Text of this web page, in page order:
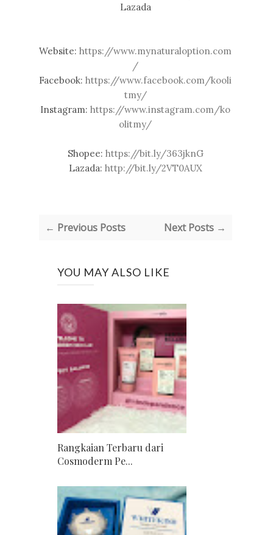
Lazada
Website:https://www.mynaturaloption.com
/
Facebook:https://www.facebook.com/kooli
tmy/
Instagram:https://www.instagram.com/ko
olitmy/
Shopee: https://bit.ly/363jknG
Lazada: http://bit.ly/2VT0AUX
← Previous Posts Next Posts →
YOU MAY ALSO LIKE
Rangkaian Terbaru dari
Cosmoderm Pe...